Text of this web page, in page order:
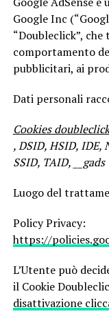
Google Inc
“Doubleclick”,
comportamento
pubblicitari, ai
Dati personali
Cookies
, DSID, HSID, IDE,
SSID, TAID, __gads
Luogo del
Policy Privacy:
https://
L’Utente può
il Cookie
disattivazione